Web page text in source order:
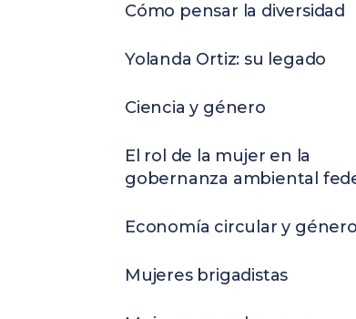
Cómo pensar la diversidad
Yolanda Ortiz: su legado
Ciencia y género
El rol de la mujer en la
gobernanza ambiental
Economía circular y género
Mujeres brigadistas